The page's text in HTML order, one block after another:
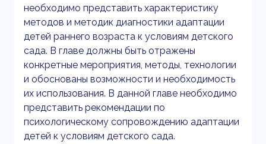
необходимо представить характеристику
методов и методик диагностики адаптации
детей раннего возраста к условиям детского
сада. В главе должны быть отражены
конкретные мероприятия, методы, технологии
и обоснованы возможности и необходимость
их использования. В данной главе необходимо
представить рекомендации по
психологическому сопровождению адаптации
детей к условиям детского сада.